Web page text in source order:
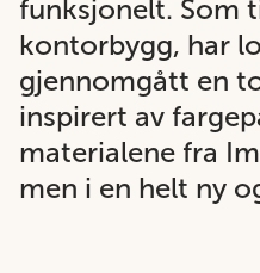
funksjonelt. Som
kontorbygg, har
gjennomgått en
inspirert av
materialene fra
men i en helt ny